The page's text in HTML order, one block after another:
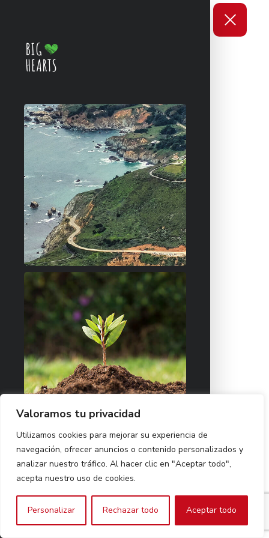
Valoramos tu privacidad
Utilizamos cookies para mejorar su experiencia de
navegación, ofrecer anuncios o contenido personalizados y
analizar nuestro tráfico. Al hacer clic en "Aceptar todo",
acepta nuestro uso de cookies.
Personalizar Rechazar todo Aceptar todo